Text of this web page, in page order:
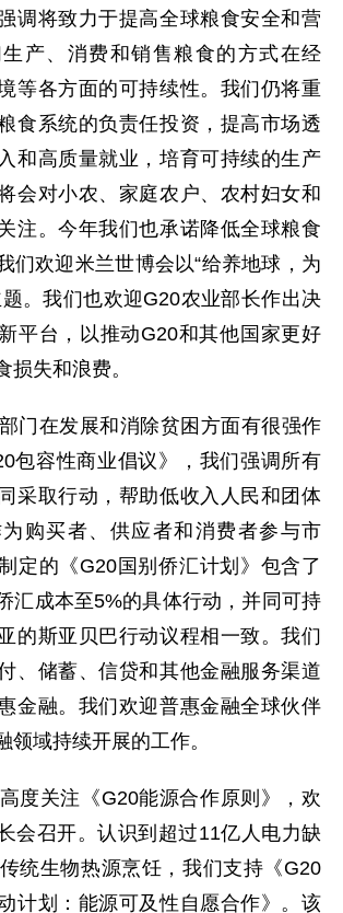
调将致力于提高全球粮食安全和营
产、消费和销售粮食的方式在经
等各方面的可持续性。我们仍将重
食系统的负责任投资，提高市场透
和高质量就业，培育可持续的生产
会对小农、家庭农户、农村妇女和
注。今年我们也承诺降低全球粮食
们欢迎米兰世博会以“给养地球，为
。我们也欢迎G20农业部长作出决
平台，以推动G20和其他国家更好
损失和浪费。
在发展和消除贫困方面有很强作
包容性商业倡议》，我们强调所有
采取行动，帮助低收入人民和团体
购买者、供应者和消费者参与市
定的《G20国别侨汇计划》包含了
汇成本至5%的具体行动，并同可持
的斯亚贝巴行动议程相一致。我们
、储蓄、信贷和其他金融服务渠道
金融。我们欢迎普惠金融全球伙伴
领域持续开展的工作。
关注《G20能源合作原则》，欢
会召开。认识到超过11亿人电力缺
统生物热源烹饪，我们支持《G20
计划：能源可及性自愿合作》。该